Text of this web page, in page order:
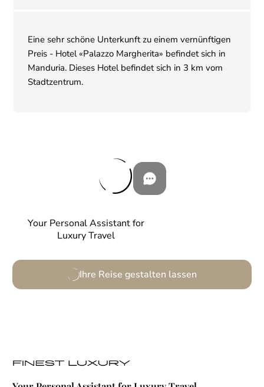
Your Personal Assistant for
Luxury Travel
Ihre Reise gestalten lassen
Eine sehr schöne Unterkunft zu einem vernünftigen
Preis - Hotel «Palazzo Margherita» befindet sich in
Manduria. Dieses Hotel befindet sich in 3 km vom
Stadtzentrum.